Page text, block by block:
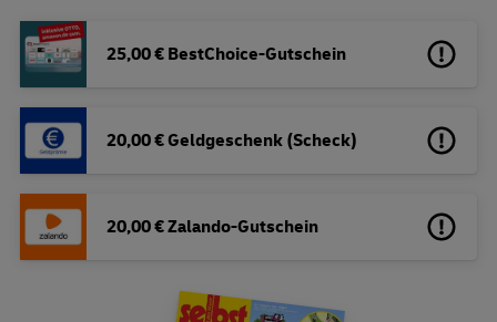
25,00 € BestChoice-Gutschein
20,00 € Geldgeschenk (Scheck)
20,00 € Zalando-Gutschein